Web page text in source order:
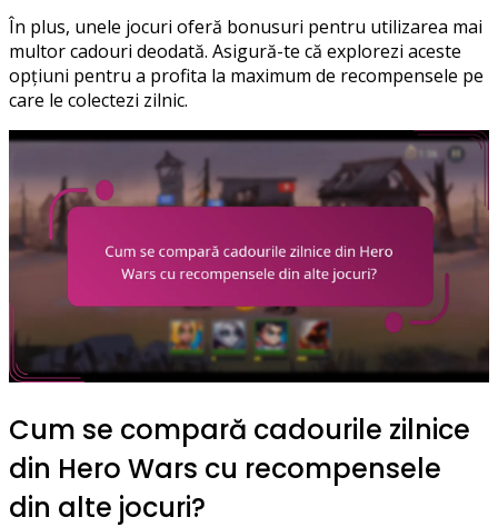
În plus, unele jocuri oferă bonusuri pentru utilizarea mai
multor cadouri deodată. Asigură-te că explorezi aceste
opțiuni pentru a profita la maximum de recompensele pe
care le colectezi zilnic.
Cum se compară cadourile zilnice
din Hero Wars cu recompensele
din alte jocuri?